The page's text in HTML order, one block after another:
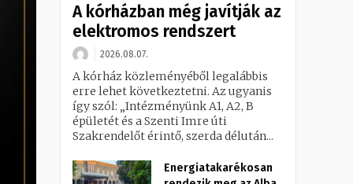
A kórházban még javítják az
elektromos rendszert
2026.08.07.
A kórház közleményéből legalábbis
erre lehet következtetni. Az ugyanis
így szól: „Intézményünk A1, A2, B
épületét és a Szenti Imre úti
Szakrendelőt érintő, szerda délután...
Energiatakarékosan